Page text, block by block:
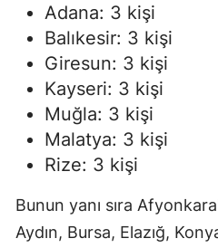
Adana: 3 kişi
Balıkesir: 3 kişi
Giresun: 3 kişi
Kayseri: 3 kişi
Muğla: 3 kişi
Malatya: 3 kişi
Rize: 3 kişi
Bunun yanı sıra
Aydın, Bursa, Elazığ,